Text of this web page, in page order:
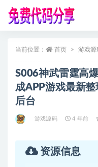
当前位置： 首页 游戏源
S006神武雷霆高
成APP游戏最新
后台
游戏源码 4 年前
资源信息